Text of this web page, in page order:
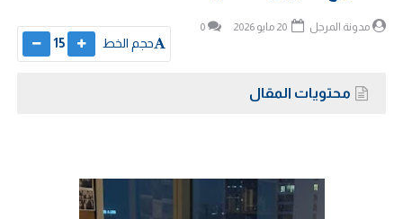
مدونة المرجل 0
حجم الخط 15
محتويات المقال